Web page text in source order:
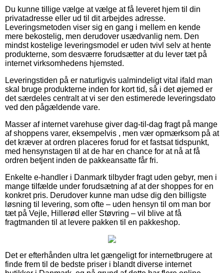
Du kunne tillige vælge at vælge at få leveret hjem til din
privatadresse eller ud til dit arbejdes adresse.
Leveringsmetoden viser sig en gang i mellem en kende
mere bekostelig, men derudover usædvanlig nem. Den
mindst kostelige leveringsmodel er uden tvivl selv at hente
produkterne, som desværre forudsætter at du lever tæt på
internet virksomhedens hjemsted.
Leveringstiden på er naturligvis ualmindeligt vital ifald man
skal bruge produkterne inden for kort tid, så i det øjemed er
det særdeles centralt at vi ser den estimerede leveringsdato
ved den pågældende vare.
Masser af internet varehuse giver dag-til-dag fragt på mange
af shoppens varer, eksempelvis , men vær opmærksom på at
det kræver at ordren placeres forud for et fastsat tidspunkt,
med hensynstagen til at de har en chance for at nå at få
ordren betjent inden de pakkeansatte får fri.
Enkelte e-handler i Danmark tilbyder fragt uden gebyr, men i
mange tilfælde under forudsætning af at der shoppes for en
konkret pris. Derudover kunne man udse dig den billigste
løsning til levering, som ofte – uden hensyn til om man bor
tæt på Vejle, Hillerød eller Støvring – vil blive at få
fragtmanden til at levere pakken til en pakkeshop.
Det er efterhånden ultra let gængeligt for internetbrugere at
finde frem til de bedste priser i blandt diverse internet